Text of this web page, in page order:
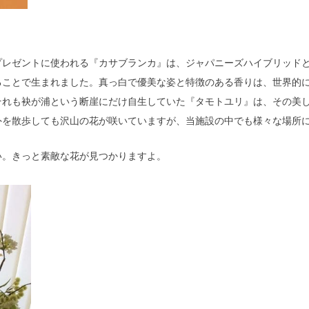
ゼントに使われる『カサブランカ』は、ジャパニーズハイブリッド
とで生まれました。真っ白で優美な姿と特徴のある香りは、世界的
も袂が浦という断崖にだけ自生していた『タモトユリ』は、その美
散歩しても沢山の花が咲いていますが、当施設の中でも様々な場所
きっと素敵な花が見つかりますよ。